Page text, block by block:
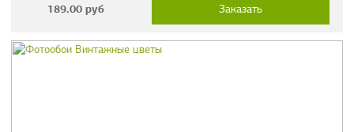
189.00 руб Заказать